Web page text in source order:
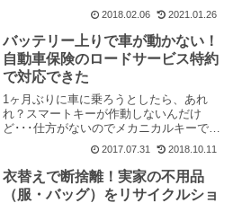
円超え。その前はおよそ8千円。ひゃー。
こんなに寒くてもついついシャワーで済
ませてしまう条件で、...
2018.02.06 2021.01.26
バッテリー上りで車が動かない！
自動車保険のロードサービス特約
で対応できた
1ヶ月ぶりに車に乗ろうとしたら、あれ
れ？スマートキーが作動しないんだけ
ど･･･仕方がないのでメカニカルキーでド
アを開けエンジンをかけようとしても、
うんともすんともいいません。これはお
かしい。。もしや、バッテリーが上がっ
たか！？自動車のトラブ...
2017.07.31 2018.10.11
衣替えで断捨離！実家の不用品
（服・バッグ）をリサイクルショ